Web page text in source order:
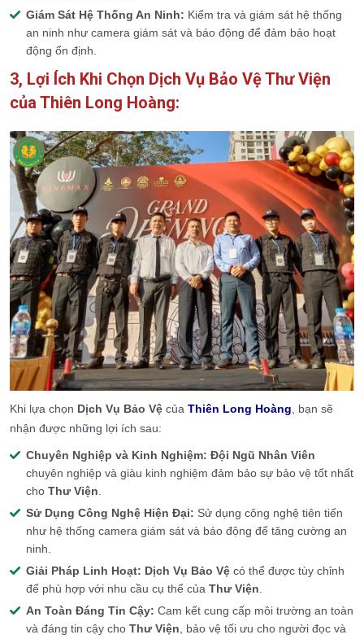
Giám Sát Hệ Thống An Ninh: Kiểm tra và giám sát hệ thống
an ninh như camera giám sát và báo động để đảm bảo hoạt
động ổn định.
3, Lợi Ích Khi Chọn Dịch Vụ Bảo Vệ Thư Viện
của Thiên Long Hoàng:
Khi lựa chọn Dịch Vụ Bảo Vệ của Thiên Long Hoàng, bạn sẽ
nhận được những lợi ích sau:
Chuyên Nghiệp và Kinh Nghiệm: Đội Ngũ Nhân Viên
chuyên nghiệp và giàu kinh nghiệm đảm bảo sự bảo vệ tốt nhất
cho Thư Viện.
Sử Dụng Công Nghệ Hiện Đại: Sử dụng công nghệ tiên tiến
như hệ thống camera giám sát và báo động để tăng cường an
ninh.
Giải Pháp Linh Hoạt: Dịch Vụ Bảo Vệ có thể được tùy chỉnh
để phù hợp với nhu cầu cụ thể của Thư Viện.
An Toàn Đáng Tin Cậy: Cam kết cung cấp môi trường an toàn
và đáng tin cậy cho Thư Viện, bảo vệ tối ưu cho người đọc và